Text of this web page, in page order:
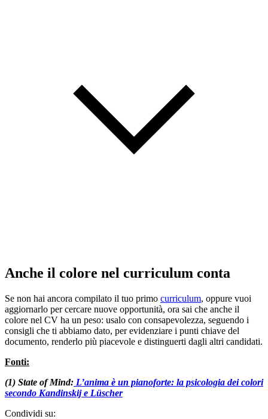
Anche il colore nel curriculum conta
Se non hai ancora compilato il tuo primo curriculum, oppure vuoi
aggiornarlo per cercare nuove opportunità, ora sai che anche il
colore nel CV ha un peso: usalo con consapevolezza, seguendo i
consigli che ti abbiamo dato, per evidenziare i punti chiave del
documento, renderlo più piacevole e distinguerti dagli altri candidati.
Fonti:
(1) State of Mind: L’anima è un pianoforte: la psicologia dei colori
secondo Kandinskij e Lüscher
Condividi su: